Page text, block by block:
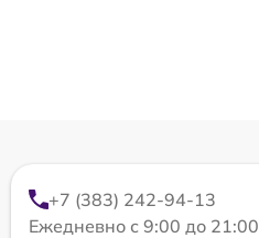
+7 (383) 242-94-13
Ежедневно с 9:00 до 21:00